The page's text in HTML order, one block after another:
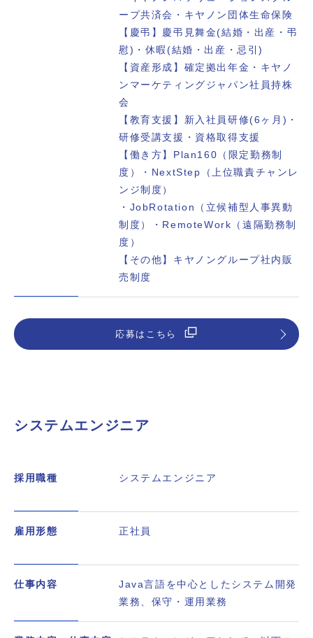
ープ共済会・キヤノン団体生命保険
【慶弔】慶弔見舞金(結婚・出産・弔
慰)・休暇(結婚・出産・忌引)
【資産形成】確定拠出年金・キヤノ
ンマーケティングジャパン社員持株
会
【教育支援】新入社員研修(6ヶ月)・
研修受講支援・資格取得支援
【働き方】Plan160（限定勤務制
度）・NextStep（上位職責チャンレ
ンジ制度）
・JobRotation（立候補型人事異動
制度）・RemoteWork（遠隔勤務制
度）
【その他】キヤノングループ社内販
売制度
応募はこちら
システムエンジニア
採用職種 システムエンジニア
雇用形態 正社員
仕事内容
Java言語を中心としたシステム開発
業務、保守・運用業務